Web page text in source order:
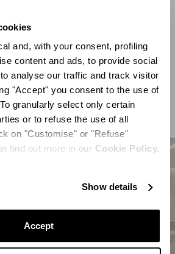
and, with your consent, profiling
content and ads, to provide social
analyse our traffic and track visitor
"Accept" you consent to the use of
granularly select only certain
or to refuse the use of all
on "Customise" or "Refuse"
find out more in our Cookie Policy.
Show details
Accept
de lana suave, expositores
moderna, mientras que los
artesanales crean una zona de
en el medio, junto con cómodas
y negro.